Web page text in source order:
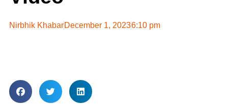
Nirbhik KhabarDecember 1, 20236:10 pm